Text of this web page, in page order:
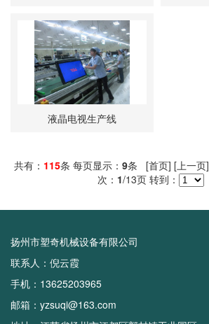
液晶电视生产线
共有： 115条 每页显示： 9条 [首页] [上一页]
次： 1/13页 转到：
扬州市塑奇机械设备有限公司
联系人：倪云霞
手机：13625203965
邮箱：yzsuqi@163.com